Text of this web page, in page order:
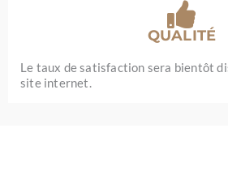
QUALITÉ
Le taux de satisfaction sera bientôt
site internet.